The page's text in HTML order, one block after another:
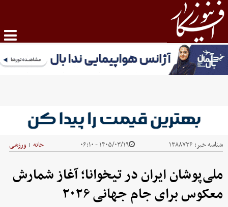
شناسه خبر: ۱۳۸۸۷۳۶ ۱۴۰۵/۰۳/۱۹ - ۰۶:۱۰ خانه | ورزشی
ملی‌پوشان ایران در تیخوانا؛ آغاز شمارش
معکوس برای جام جهانی ۲۰۲۶